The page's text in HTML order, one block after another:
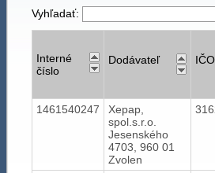
Vyhľadať:
Interné
číslo
Dodávateľ IČO
1461540247
Xepap,
spol.s.r.o.
Jesenského
4703, 960 01
Zvolen